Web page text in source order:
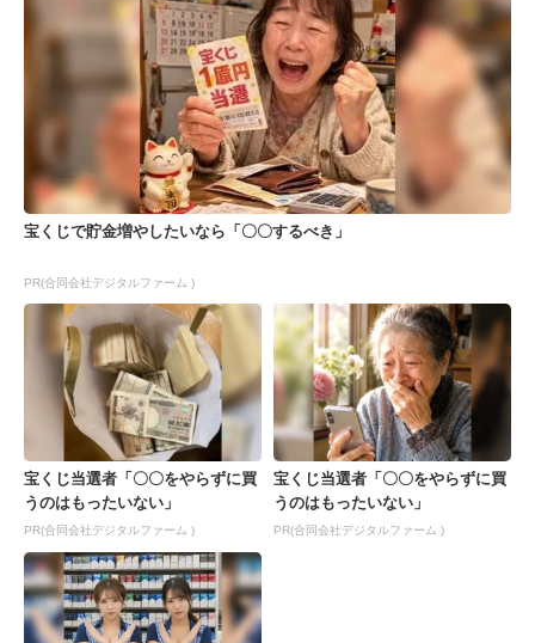
宝くじで貯金増やしたいなら「〇〇するべき」
PR(合同会社デジタルファーム )
宝くじ当選者「〇〇をやらずに買
うのはもったいない」
PR(合同会社デジタルファーム )
宝くじ当選者「〇〇をやらずに買
うのはもったいない」
PR(合同会社デジタルファーム )